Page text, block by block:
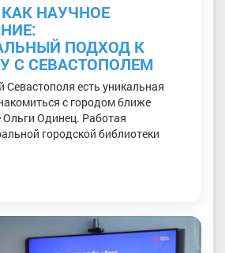
НАУЧНОЕ
ПОДХОД К
С СЕВАСТОПОЛЕМ
Севастополя есть уникальная
с городом ближе
Ольги Одинец. Работая
городской библиотеки